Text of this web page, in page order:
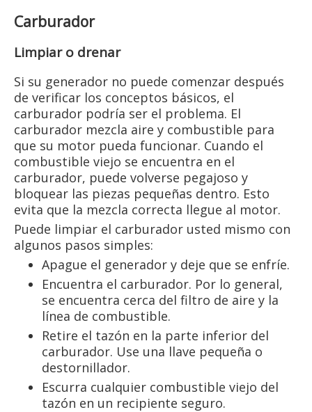
Carburador
Limpiar o drenar
Si su generador no puede comenzar después
de verificar los conceptos básicos, el
carburador podría ser el problema. El
carburador mezcla aire y combustible para
que su motor pueda funcionar. Cuando el
combustible viejo se encuentra en el
carburador, puede volverse pegajoso y
bloquear las piezas pequeñas dentro. Esto
evita que la mezcla correcta llegue al motor.
Puede limpiar el carburador usted mismo con
algunos pasos simples:
Apague el generador y deje que se enfríe.
Encuentra el carburador. Por lo general,
se encuentra cerca del filtro de aire y la
línea de combustible.
Retire el tazón en la parte inferior del
carburador. Use una llave pequeña o
destornillador.
Escurra cualquier combustible viejo del
tazón en un recipiente seguro.